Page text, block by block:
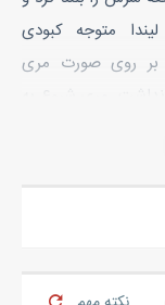
متوجه کبودی
روی صورت مری
می‌تونی خوب
آسم داشت و هر
به کما نجات دهد. در